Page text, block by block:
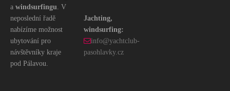
a windsurfingu. V
neposlední řadě
nabízíme možnost
ubytování pro
návštěvníky kraje
pod Pálavou.
Jachting,
windsurfing:
info@yachtclub-
pasohlavky.cz